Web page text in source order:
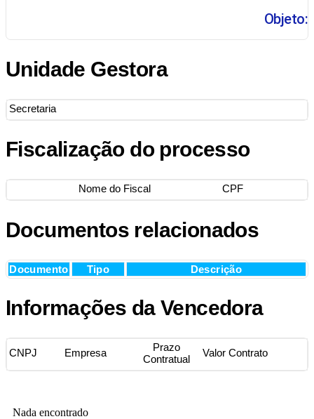
Objeto:
Unidade Gestora
Secretaria
Fiscalização do processo
Nome do Fiscal CPF
Documentos relacionados
Documento Tipo Descrição
Informações da Vencedora
CNPJ Empresa
Prazo
Contratual
Valor Contrato
Nada encontrado